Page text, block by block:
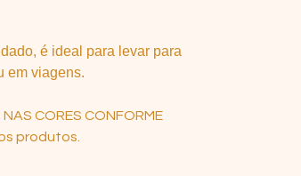
é ideal para levar para
em viagens.
CORES CONFORME
produtos.